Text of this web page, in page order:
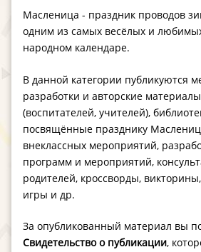
Масленица - праздник проводов
одним из самых весёлых и
народном календаре.
В данной категории публикуются
разработки и авторские
(воспитателей, учителей),
посвящённые празднику
внеклассных мероприятий,
программ и мероприятий,
родителей, кроссворды,
игры и др.
За опубликованный материал вы
Свидетельство о публикации,